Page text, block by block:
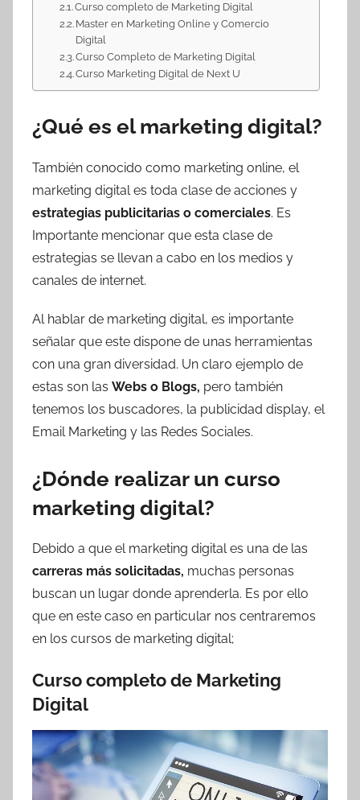
Curso completo de Marketing Digital
Master en Marketing Online y Comercio
Digital
Curso Completo de Marketing Digital
Curso Marketing Digital de Next U
¿Qué es el marketing digital?
También conocido como marketing online, el
marketing digital es toda clase de acciones y
estrategias publicitarias o comerciales. Es
Importante mencionar que esta clase de
estrategias se llevan a cabo en los medios y
canales de internet.
Al hablar de marketing digital, es importante
señalar que este dispone de unas herramientas
con una gran diversidad. Un claro ejemplo de
estas son las Webs o Blogs, pero también
tenemos los buscadores, la publicidad display, el
Email Marketing y las Redes Sociales.
¿Dónde realizar un curso
marketing digital?
Debido a que el marketing digital es una de las
carreras más solicitadas, muchas personas
buscan un lugar donde aprenderla. Es por ello
que en este caso en particular nos centraremos
en los cursos de marketing digital;
Curso completo de Marketing
Digital